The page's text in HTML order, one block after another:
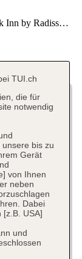
TUI.ch
die für
notwendig
unsere bis zu
Gerät
von Ihnen
neben
Dabei
USA]
und